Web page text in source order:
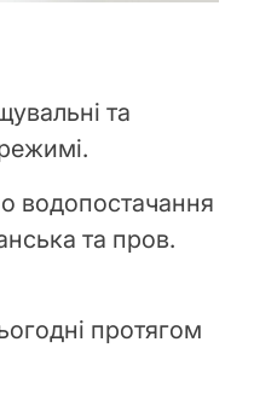
та
водопостачання
та пров.
протягом